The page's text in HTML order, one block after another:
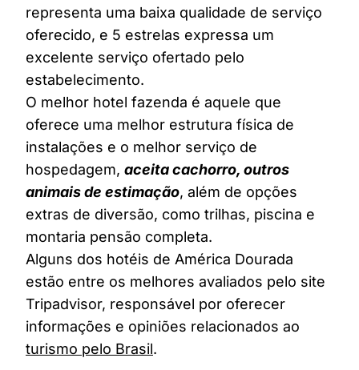
representa uma baixa qualidade de serviço
oferecido, e 5 estrelas expressa um
excelente serviço ofertado pelo
estabelecimento.
O melhor hotel fazenda é aquele que
oferece uma melhor estrutura física de
instalações e o melhor serviço de
hospedagem, aceita cachorro, outros
animais de estimação, além de opções
extras de diversão, como trilhas, piscina e
montaria pensão completa.
Alguns dos hotéis de América Dourada
estão entre os melhores avaliados pelo site
Tripadvisor, responsável por oferecer
informações e opiniões relacionados ao
turismo pelo Brasil.